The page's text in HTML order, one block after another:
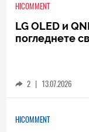
HICOMMENT
LG OLED и
погледнете
2 | 13.07.2026
HICOMMENT